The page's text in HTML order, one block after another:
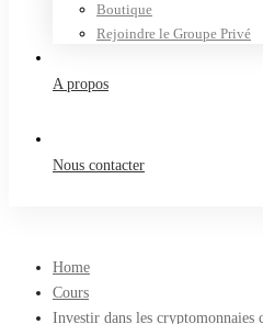
Boutique
Rejoindre le Groupe Privé
A propos
Nous contacter
Home
Cours
Investir dans les